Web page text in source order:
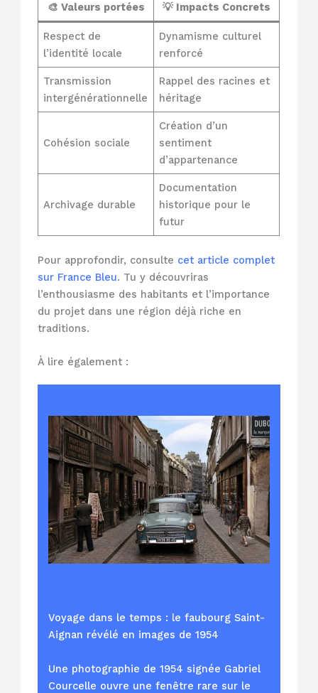
🎨 Valeurs portées 💡 Impacts Concrets
Respect de
l’identité locale
Dynamisme culturel
renforcé
Transmission
intergénérationnelle
Rappel des racines et
héritage
Cohésion sociale
Création d’un
sentiment
d’appartenance
Archivage durable
Documentation
historique pour le
futur
Pour approfondir, consulte cet article complet
sur France Bleu. Tu y découvriras
l’enthousiasme des habitants et l’importance
du projet dans une région déjà riche en
traditions.
À lire également :
Voyage dans le temps : le faubourg Saint-
Aignan révélé en images de 1954
Une photographie de 1954 signée Gabriel
Courcelle ouvre une fenêtre rare sur le